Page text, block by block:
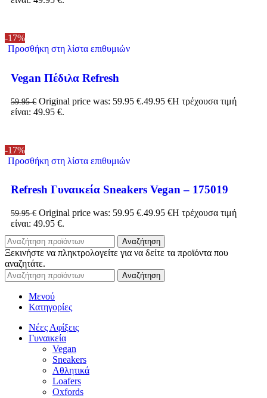
-17%
Προσθήκη στη λίστα επιθυμιών
Vegan Πέδιλα Refresh
59.95€ Original price was: 59.95 €.49.95 €Η τρέχουσα τιμή
είναι: 49.95 €.
-17%
Προσθήκη στη λίστα επιθυμιών
Refresh Γυναικεία Sneakers Vegan – 175019
59.95€ Original price was: 59.95 €.49.95 €Η τρέχουσα τιμή
είναι: 49.95 €.
Αναζήτηση
Ξεκινήστε να πληκτρολογείτε για να δείτε τα προϊόντα που
αναζητάτε.
Αναζήτηση
Μενού
Κατηγορίες
Νέες Αφίξεις
Γυναικεία
Vegan
Sneakers
Αθλητικά
Loafers
Oxfords